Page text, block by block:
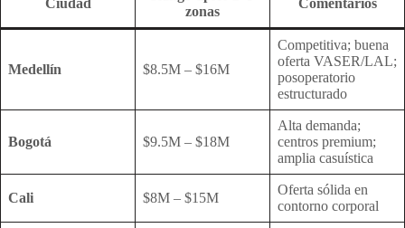
zonas
Medellín $8.5M – $16M
Competitiva; buena
oferta VASER/LAL;
posoperatorio
estructurado
Bogotá $9.5M – $18M
Alta demanda;
centros premium;
amplia casuística
Cali $8M – $15M
Oferta sólida en
contorno corporal